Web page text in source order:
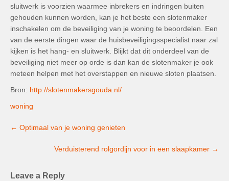
sluitwerk is voorzien waarmee inbrekers en indringen buiten
gehouden kunnen worden, kan je het beste een slotenmaker
inschakelen om de beveiliging van je woning te beoordelen. Een
van de eerste dingen waar de huisbeveiligingsspecialist naar zal
kijken is het hang- en sluitwerk. Blijkt dat dit onderdeel van de
beveiliging niet meer op orde is dan kan de slotenmaker je ook
meteen helpen met het overstappen en nieuwe sloten plaatsen.
Bron: http://slotenmakersgouda.nl/
woning
navigation
← Optimaal van je woning genieten
Verduisterend rolgordijn voor in een slaapkamer →
Leave a Reply